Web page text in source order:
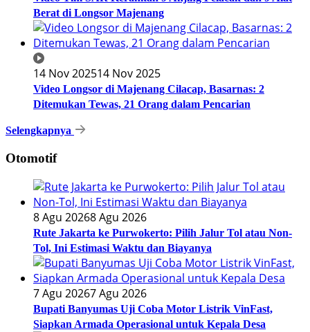
Berat di Longsor Majenang
14 Nov 202514 Nov 2025
Video Longsor di Majenang Cilacap, Basarnas: 2
Ditemukan Tewas, 21 Orang dalam Pencarian
Selengkapnya
Otomotif
8 Agu 20268 Agu 2026
Rute Jakarta ke Purwokerto: Pilih Jalur Tol atau Non-
Tol, Ini Estimasi Waktu dan Biayanya
7 Agu 20267 Agu 2026
Bupati Banyumas Uji Coba Motor Listrik VinFast,
Siapkan Armada Operasional untuk Kepala Desa